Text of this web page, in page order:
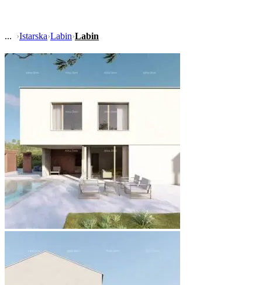
›Istarska›Labin›Labin